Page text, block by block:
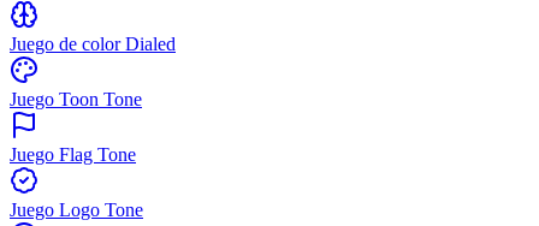
Juego de color Dialed
Juego Toon Tone
Juego Flag Tone
Juego Logo Tone